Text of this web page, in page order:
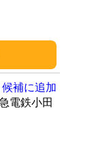
電鉄小田
候補に追加